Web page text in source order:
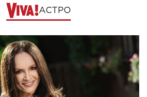
АСТРО